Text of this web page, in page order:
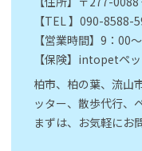
【TEL 】090-8588-
【営業時間】9：00
【保険】intopetペ
柏市、柏の葉、流山
ッター、散歩代行、
まずは、お気軽にお